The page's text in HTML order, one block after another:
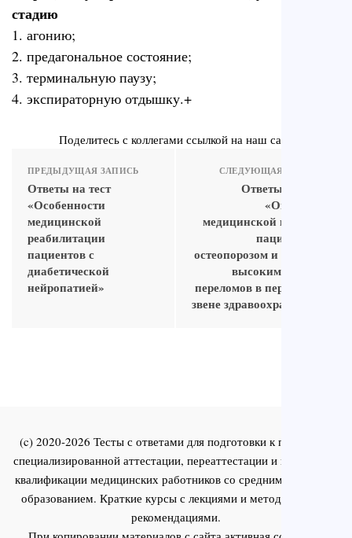
стадию
1. агонию;
2. предагональное состояние;
3. терминальную паузу;
4. экспираторную отдышку.+
Поделитесь с коллегами ссылкой на наш сайт
ПРЕДЫДУЩАЯ ЗАПИСЬ
Ответы на тест
«Особенности
медицинской
реабилитации
пациентов с
диабетической
нейропатией»
СЛЕДУЮЩАЯ ЗАПИСЬ
Ответы на тест
«Оказание
медицинской помощи
пациентам с
остеопорозом и лицам с
высоким риском
переломов в первичном
звене здравоохранения»
(c) 2020-2026 Тесты с ответами для подготовки к первичной
специализированной аттестации, переаттестации и повышения
квалификации медицинских работников со средним и высшим
образованием. Краткие курсы с лекциями и методическими
рекомендациями.